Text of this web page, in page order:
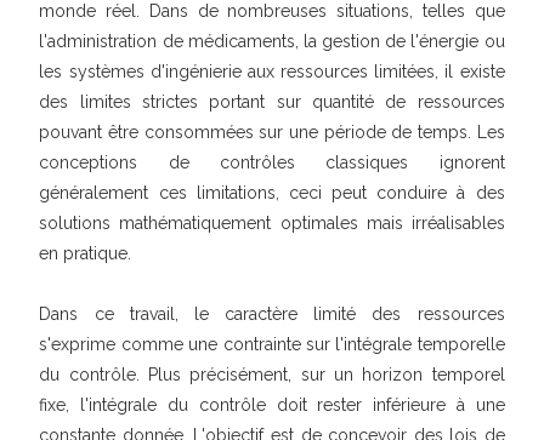
monde réel. Dans de nombreuses situations, telles que
l'administration de médicaments, la gestion de l'énergie ou
les systèmes d'ingénierie aux ressources limitées, il existe
des limites strictes portant sur quantité de ressources
pouvant être consommées sur une période de temps. Les
conceptions de contrôles classiques ignorent
généralement ces limitations, ceci peut conduire à des
solutions mathématiquement optimales mais irréalisables
en pratique.
Dans ce travail, le caractère limité des ressources
s'exprime comme une contrainte sur l'intégrale temporelle
du contrôle. Plus précisément, sur un horizon temporel
fixe, l'intégrale du contrôle doit rester inférieure à une
constante donnée. L'objectif est de concevoir des lois de